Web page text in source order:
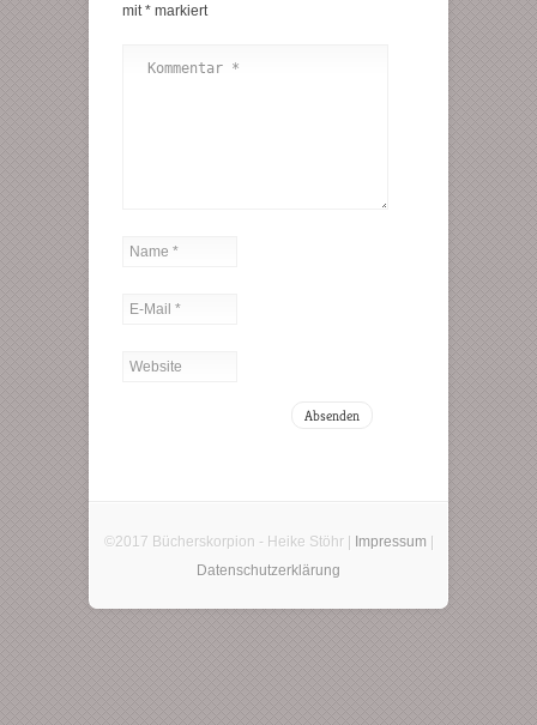
mit* markiert
©2017 Bücherskorpion - Heike Stöhr | Impressum
Datenschutzerklärung